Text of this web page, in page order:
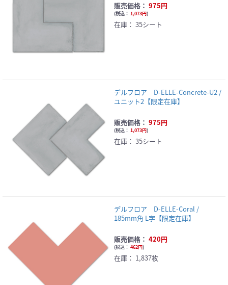
販売価格： 975円
(税込： 1,073円)
在庫： 35シート
デルフロア D-ELLE-Concrete-U2 /
ユニット2【限定在庫】
販売価格： 975円
(税込： 1,073円)
在庫： 35シート
デルフロア D-ELLE-Coral /
185mm角 L字【限定在庫】
販売価格： 420円
(税込： 462円)
在庫： 1,837枚